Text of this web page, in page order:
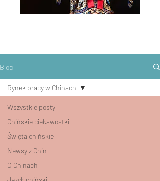
Blog
Wszystkie posty
Chińskie ciekawostki
Święta chińskie
Newsy z Chin
O Chinach
Rynek pracy w Chinach